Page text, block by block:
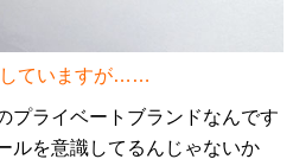
していますが……
プライベートブランドなんです
ルを意識してるんじゃないか